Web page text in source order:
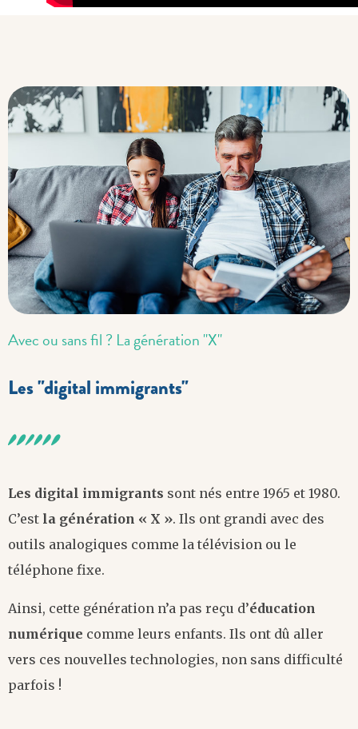
Avec ou sans fil ? La génération "X"
Les "digital immigrants"
Les digital immigrants sont nés entre 1965 et 1980.
C’est la génération « X ». Ils ont grandi avec des
outils analogiques comme la télévision ou le
téléphone fixe.
Ainsi, cette génération n’a pas reçu d’éducation
numérique comme leurs enfants. Ils ont dû aller
vers ces nouvelles technologies, non sans difficulté
parfois !